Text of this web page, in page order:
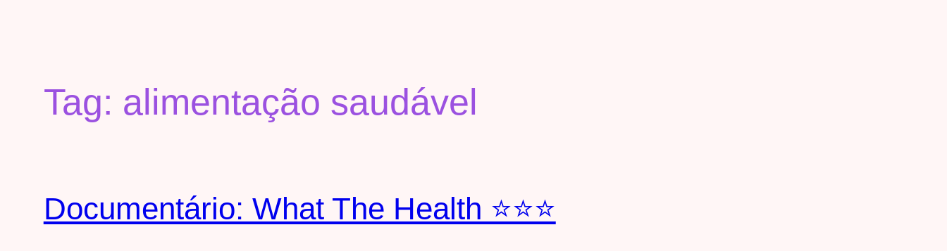
Tag: alimentação saudável
Documentário: What The Health ⭐⭐⭐